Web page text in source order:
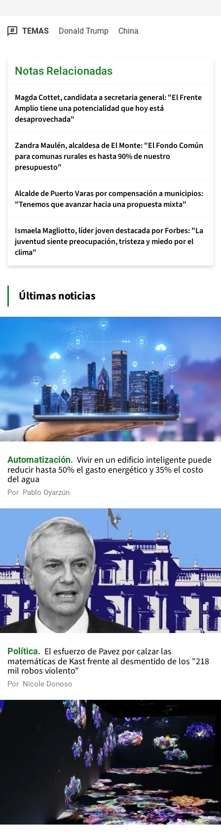
TEMAS Donald Trump China
Notas Relacionadas
Magda Cottet, candidata a secretaria general: "El Frente
Amplio tiene una potencialidad que hoy está
desaprovechada"
Zandra Maulén, alcaldesa de El Monte: "El Fondo Común
para comunas rurales es hasta 90% de nuestro
presupuesto"
Alcalde de Puerto Varas por compensación a municipios:
"Tenemos que avanzar hacia una propuesta mixta"
Ismaela Magliotto, líder joven destacada por Forbes: "La
juventud siente preocupación, tristeza y miedo por el
clima"
Últimas noticias
Automatización
Vivir en un edificio inteligente puede
reducir hasta 50% el gasto energético y 35% el costo
del agua
Por Pablo Oyarzún
Política
El esfuerzo de Pavez por calzar las
matemáticas de Kast frente al desmentido de los "218
mil robos violento"
Por Nicole Donoso